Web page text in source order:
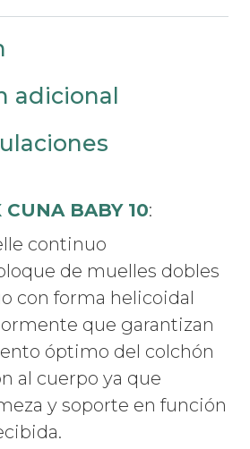
adicional
BABY 10:
continuo
de muelles dobles
con forma helicoidal
que garantizan
óptimo del colchón
al cuerpo ya que
y soporte en función